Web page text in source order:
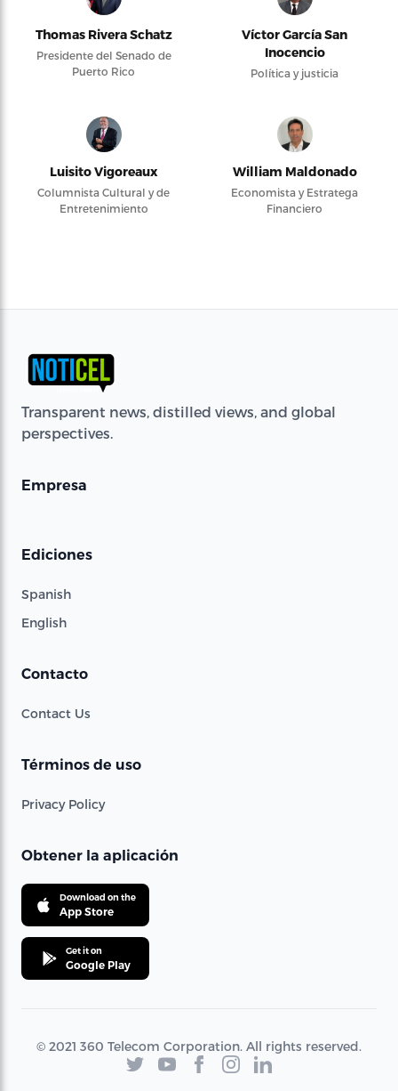
Thomas Rivera Schatz
Presidente del Senado de
Puerto Rico
Víctor García San
Inocencio
Política y justicia
Luisito Vigoreaux
Columnista Cultural y de
Entretenimiento
William Maldonado
Economista y Estratega
Financiero
Transparent news, distilled views, and global
perspectives.
Empresa
Ediciones
Spanish
English
Contacto
Contact Us
Términos de uso
Privacy Policy
Obtener la aplicación
Download on the
App Store
Get it on
Google Play
© 2021 360 Telecom Corporation. All rights reserved.